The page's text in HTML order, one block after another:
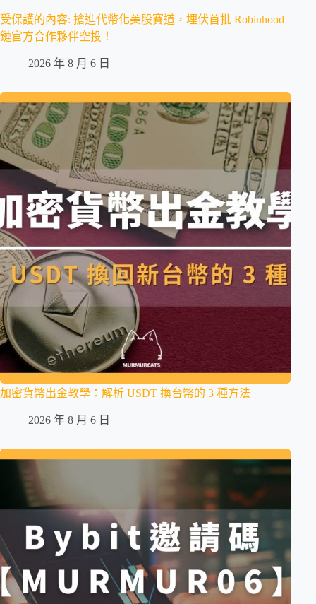
受保護的內容: 搶進代幣化美股賽道，埋伏首批 Robinhood
鏈官方合作夥伴空投！
2026 年 8 月 6 日
加密貨幣出金教學：解析 USDT 換台幣的 3 種方法
2026 年 8 月 6 日